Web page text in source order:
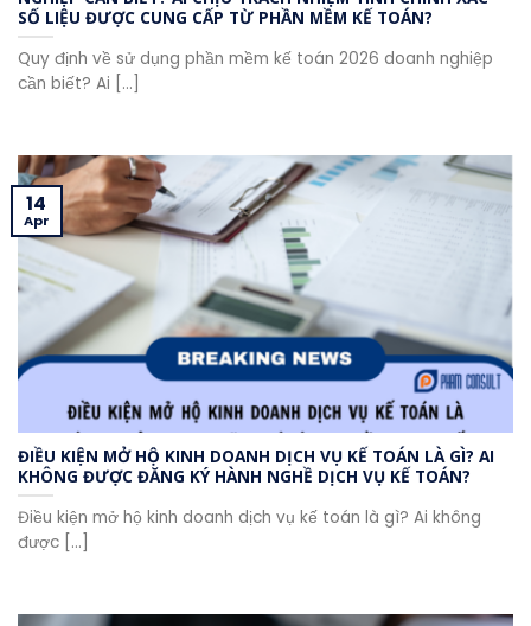
SỐ LIỆU ĐƯỢC CUNG CẤP TỪ PHẦN MỀM KẾ TOÁN?
Quy định về sử dụng phần mềm kế toán 2026 doanh nghiệp
cần biết? Ai [...]
ĐIỀU KIỆN MỞ HỘ KINH DOANH DỊCH VỤ KẾ TOÁN LÀ GÌ? AI
KHÔNG ĐƯỢC ĐĂNG KÝ HÀNH NGHỀ DỊCH VỤ KẾ TOÁN?
Điều kiện mở hộ kinh doanh dịch vụ kế toán là gì? Ai không
được [...]
14
Apr